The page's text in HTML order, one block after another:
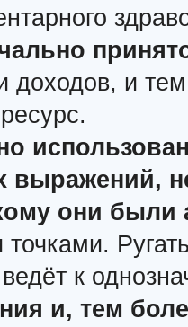
доходов, и
выражений,
они были
точками.
к
и, тем